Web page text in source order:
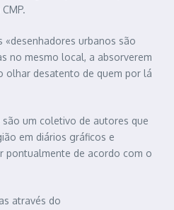
«desenhadores urbanos são
no mesmo local, a absorverem
olhar desatento de quem por lá
são um coletivo de autores que
em diários gráficos e
pontualmente de acordo com o
através do